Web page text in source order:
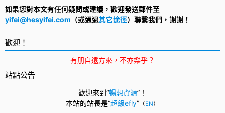
如果您對本文有任何疑問或建議，歡迎發送郵件至
yifei@hesyifei.com （或通過其它途徑）聯繫我們，謝謝！
歡迎！
有朋自遠方來，不亦樂乎？
站點公告
歡迎來到“暢想資源”！
本站的站長是“超級efly” （EN）